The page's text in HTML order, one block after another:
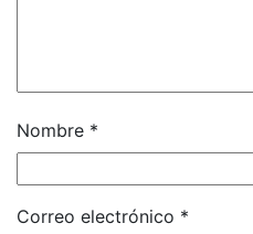
Nombre *
Correo electrónico *